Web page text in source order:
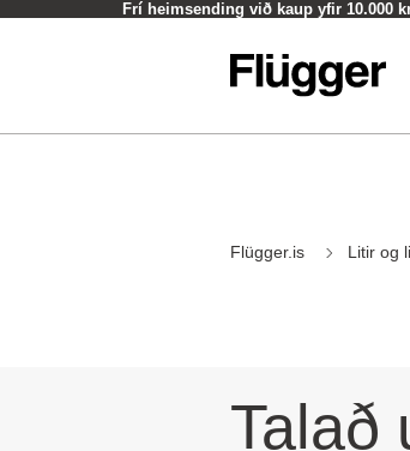
Frí heimsending við kaup yfir 10.000
Flügger.is Litir og
Talað